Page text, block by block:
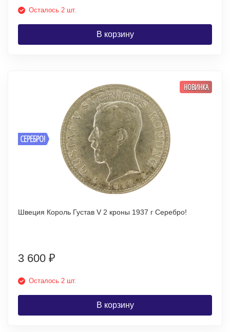
Осталось 2 шт.
В корзину
СЕРЕБРО!
НОВИНКА
Швеция Король Густав V 2 кроны 1937 г Серебро!
3 600 ₽
Осталось 2 шт.
В корзину